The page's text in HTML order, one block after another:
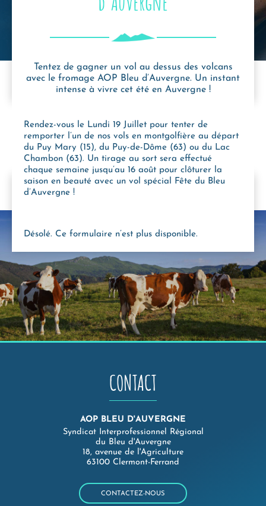
Tentez de gagner un vol au dessus des volcans
avec le fromage AOP Bleu d’Auvergne. Un instant
intense à vivre cet été en Auvergne !
Rendez-vous le Lundi 19 Juillet pour tenter de
remporter l’un de nos vols en montgolfière au départ
du Puy Mary (15), du Puy-de-Dôme (63) ou du Lac
Chambon (63). Un tirage au sort sera effectué
chaque semaine jusqu’au 16 août pour clôturer la
saison en beauté avec un vol spécial Fête du Bleu
d’Auvergne !
Désolé. Ce formulaire n’est plus disponible.
CONTACT
AOP BLEU D'AUVERGNE
Syndicat Interprofessionnel Régional
du Bleu d'Auvergne
18, avenue de l'Agriculture
63100 Clermont-Ferrand
CONTACTEZ-NOUS